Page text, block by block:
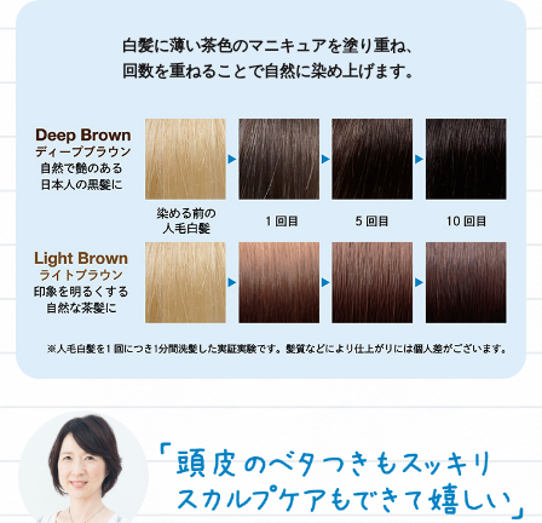
白髪に薄い茶色のマニキュアを塗り重ね、
回数を重ねることで自然に染め上げます。